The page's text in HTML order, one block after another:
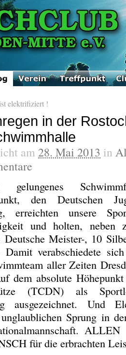
elektrifiziert !
in der
am 28. Mai 2013 in
den Deutschen
erreichten unsere
und holten, neben
Deutsche Meister-, 10
Damit verabschiedete
aller Zeiten
dem absolute
(TCDN) als
ausgezeichnet. Und
Sprung in
für die erbrachten